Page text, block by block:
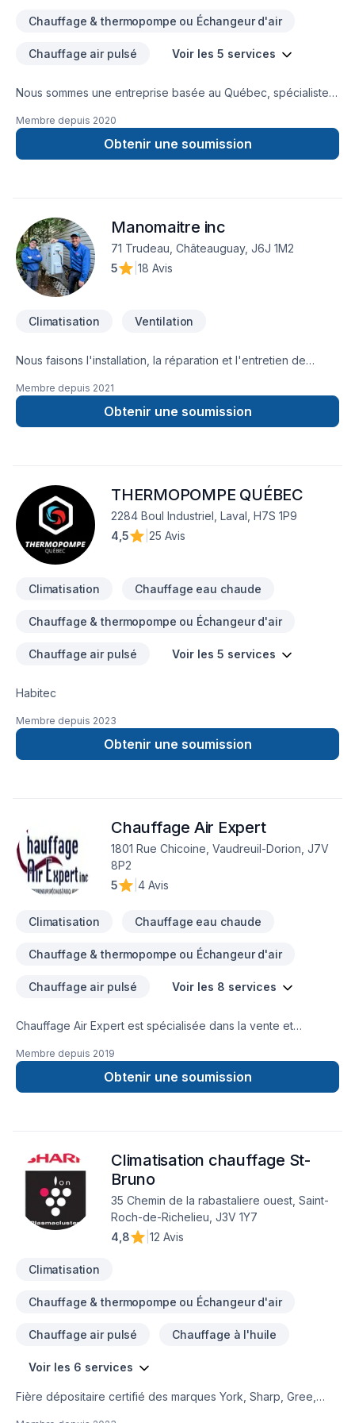
Chauffage & thermopompe ou Échangeur d'air
Chauffage air pulsé Voir les 5 services
Nous sommes une entreprise basée au Québec, spécialiste
milliers de personnes qui nous ont fait confiance pour
contribuer à leur confort et leur tranquillité d'esprit.
Membre depuis 2020
Obtenir une soumission
Manomaitre inc
71 Trudeau, Châteauguay, J6J 1M2
5
18 Avis
Climatisation Ventilation
Nous faisons l'installation, la réparation et l'entretien de
Membre depuis 2021
Obtenir une soumission
THERMOPOMPE QUÉBEC
2284 Boul Industriel, Laval, H7S 1P9
4,5
25 Avis
Climatisation Chauffage eau chaude
Chauffage & thermopompe ou Échangeur d'air
Chauffage air pulsé Voir les 5 services
Habitec
Membre depuis 2023
Obtenir une soumission
Chauffage Air Expert
1801 Rue Chicoine, Vaudreuil-Dorion, J7V
8P2
5
4 Avis
Climatisation Chauffage eau chaude
Chauffage & thermopompe ou Échangeur d'air
Chauffage air pulsé Voir les 8 services
Chauffage Air Expert est spécialisée dans la vente et
systèmes de chauffage résidentiels et commerciales. Nous
sommes l'un des plus importants concessionnaire Carrier
dans l'Ouest de Montreal.
Membre depuis 2019
Obtenir une soumission
Climatisation chauffage St-
Bruno
35 Chemin de la rabastaliere ouest, Saint-
Roch-de-Richelieu, J3V 1Y7
4,8
12 Avis
Climatisation
Chauffage & thermopompe ou Échangeur d'air
Chauffage air pulsé Chauffage à l'huile
Voir les 6 services
Fière dépositaire certifié des marques York, Sharp, Gree,